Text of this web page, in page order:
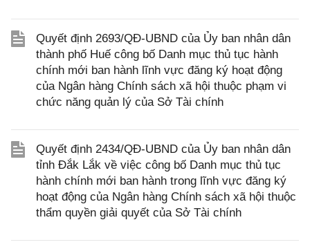
Quyết định 2693/QĐ-UBND của Ủy ban nhân dân
thành phố Huế công bố Danh mục thủ tục hành
chính mới ban hành lĩnh vực đăng ký hoạt động
của Ngân hàng Chính sách xã hội thuộc phạm vi
chức năng quản lý của Sở Tài chính
Quyết định 2434/QĐ-UBND của Ủy ban nhân dân
tỉnh Đắk Lắk về việc công bố Danh mục thủ tục
hành chính mới ban hành trong lĩnh vực đăng ký
hoạt động của Ngân hàng Chính sách xã hội thuộc
thẩm quyền giải quyết của Sở Tài chính